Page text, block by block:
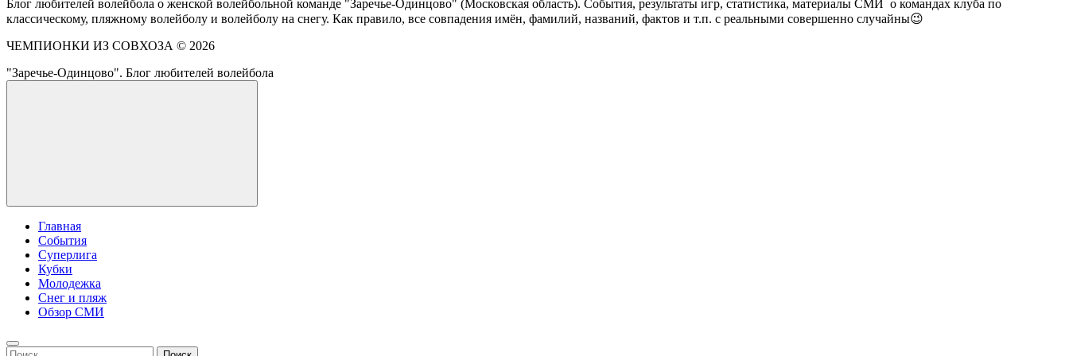
Блог любителей волейбола о женской волейбольной команде "Заречье-Одинцово" (Московская область). События, результаты игр, статистика, материалы СМИ о командах клуба по
классическому, пляжному волейболу и волейболу на снегу. Как правило, все совпадения имён, фамилий, названий, фактов и т.п. с реальными совершенно случайны😉
ЧЕМПИОНКИ ИЗ СОВХОЗА © 2026
"Заречье-Одинцово". Блог любителей волейбола
Главная
События
Суперлига
Кубки
Молодежка
Снег и пляж
Обзор СМИ
Найти: